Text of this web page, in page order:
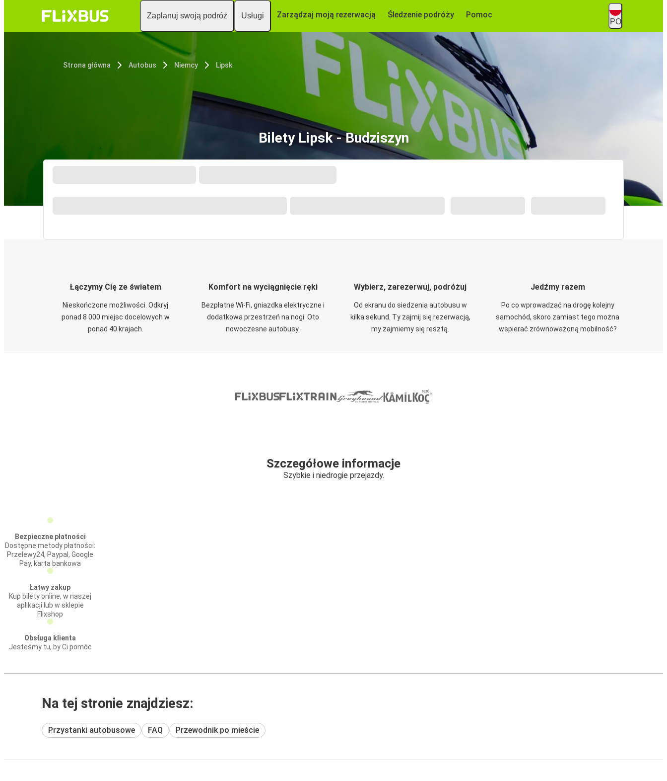
Zaplanuj swoją podróż Usługi Zarządzaj moją rezerwacją Śledzenie podróży Pomoc
PO
Strona główna Autobus Niemcy Lipsk
Bilety Lipsk - Budziszyn
Łączymy Cię ze światem
Nieskończone możliwości. Odkryj
ponad 8 000 miejsc docelowych w
ponad 40 krajach.
Komfort na wyciągnięcie ręki
Bezpłatne Wi-Fi, gniazdka elektryczne i
dodatkowa przestrzeń na nogi. Oto
nowoczesne autobusy.
Wybierz, zarezerwuj, podróżuj
Od ekranu do siedzenia autobusu w
kilka sekund. Ty zajmij się rezerwacją,
my zajmiemy się resztą.
Jedźmy razem
Po co wprowadzać na drogę kolejny
samochód, skoro zamiast tego można
wspierać zrównoważoną mobilność?
Szczegółowe informacje
Szybkie i niedrogie przejazdy.
Bezpieczne płatności
Dostępne metody płatności:
Przelewy24, Paypal, Google
Pay, karta bankowa
Łatwy zakup
Kup bilety online, w naszej
aplikacji lub w sklepie
Flixshop
Obsługa klienta
Jesteśmy tu, by Ci pomóc
Na tej stronie znajdziesz:
Przystanki autobusowe FAQ Przewodnik po mieście